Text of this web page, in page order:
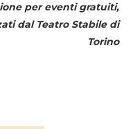
per eventi gratuiti,
dal Teatro Stabile di
Torino